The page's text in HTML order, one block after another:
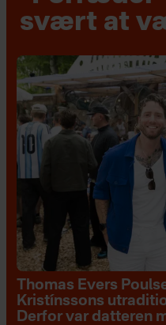
svært at
Thomas Evers
Kristínssons
Derfor var datteren